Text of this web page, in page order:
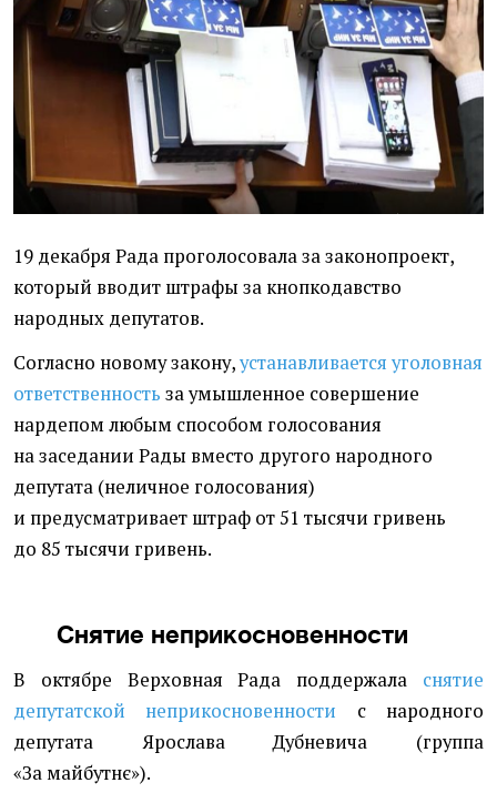
19 декабря Рада проголосовала за законопроект,
который вводит штрафы за кнопкодавство
народных депутатов.
Согласно новому закону,устанавливается уголовная
ответственность за умышленное совершение
нардепом любым способом голосования
на заседании Рады вместо другого народного
депутата (неличное голосования)
и предусматривает штраф от 51 тысячи гривень
до 85 тысячи гривень.
Снятие неприкосновенности
В октябре Верховная Рада поддержала снятие
депутатской неприкосновенности с народного
депутата Ярослава Дубневича
(группа
«За майбутнє»).